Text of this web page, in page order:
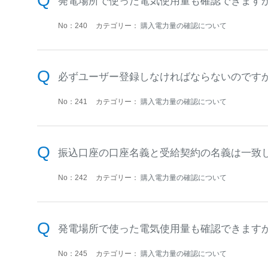
No：240 カテゴリー： 購入電力量の確認について
必ずユーザー登録しなければならないのですか
No：241 カテゴリー： 購入電力量の確認について
振込口座の口座名義と受給契約の名義は一致
No：242 カテゴリー： 購入電力量の確認について
発電場所で使った電気使用量も確認できますか
No：245 カテゴリー： 購入電力量の確認について